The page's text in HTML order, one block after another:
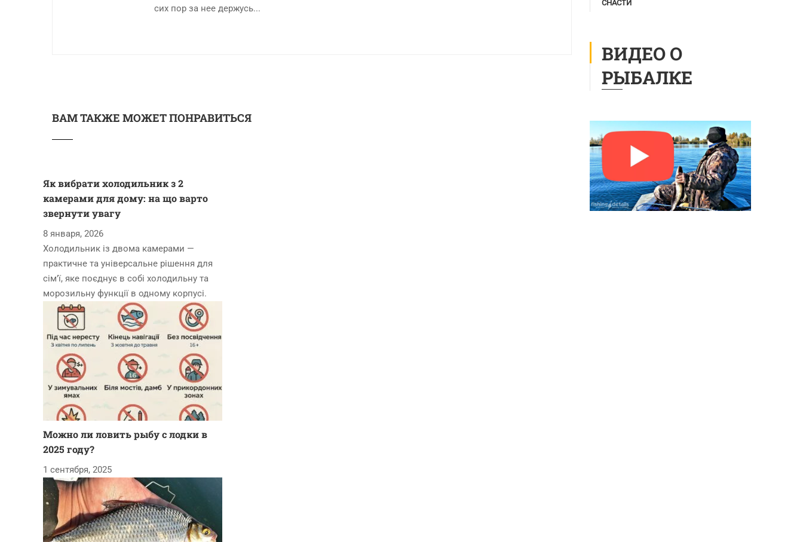
сих пор за нее держусь...
ВАМ ТАКЖЕ МОЖЕТ ПОНРАВИТЬСЯ
Як вибрати холодильник з 2
камерами для дому: на що варто
звернути увагу
8 января, 2026
Холодильник із двома камерами —
практичне та універсальне рішення для
сім’ї, яке поєднує в собі холодильну та
морозильну функції в одному корпусі.
Можно ли ловить рыбу с лодки в
2025 году?
1 сентября, 2025
СНАСТИ
ВИДЕО О
РЫБАЛКЕ